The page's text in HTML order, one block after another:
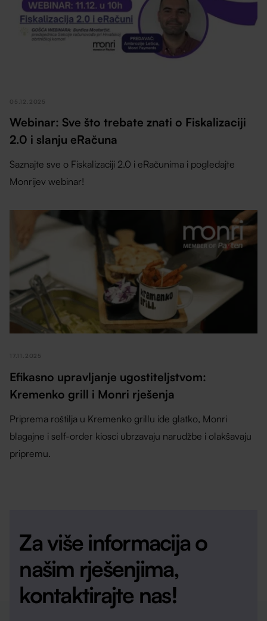
05.12.2025
Webinar: Sve što trebate znati o Fiskalizaciji
2.0 i slanju eRačuna
Saznajte sve o Fiskalizaciji 2.0 i eRačunima i pogledajte
Monrijev webinar!
17.11.2025
Efikasno upravljanje ugostiteljstvom:
Kremenko grill i Monri rješenja
Priprema roštilja u Kremenko grillu ide glatko, Monri
blagajne i self-order kiosci ubrzavaju narudžbe i olakšavaju
pripremu.
Za više informacija o
našim rješenjima,
kontaktirajte nas!